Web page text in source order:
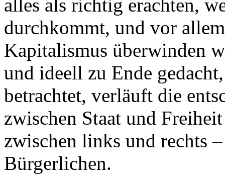
alles als richtig erachten,
durchkommt, und vor
Kapitalismus überwinden
und ideell zu Ende
betrachtet, verläuft die
zwischen Staat und
zwischen links und rechts
Bürgerlichen.